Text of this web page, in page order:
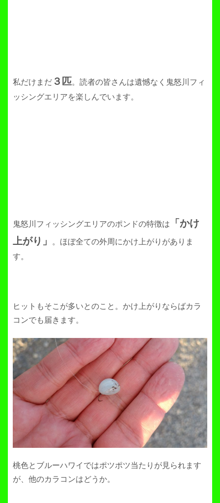
私だけまだ ３匹。読者の皆さんは遺憾なく鬼怒川フィ
ッシングエリアを楽しんでいます。
鬼怒川フィッシングエリアのポンドの特徴は
「かけ
上がり」
。ほぼ全ての外周にかけ上がりがありま
す。
ヒットもそこが多いとのこと。かけ上がりならばカラ
コンでも届きます。
桃色とブルーハワイではポツポツ当たりが見られます
が、他のカラコンはどうか。